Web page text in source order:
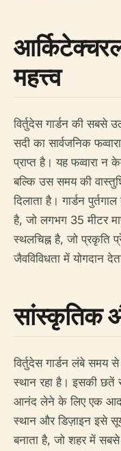
महत्त्व
विर्तुदेस गार्डन की सबसे
सदी का सार्वजनिक
प्राप्त है। यह फव्वारा न
बल्कि उस समय की
दिलाता है। गार्डन
है, जो लगभग 35 मीटर
स्थलचिह्न है, जो प्रकृति
जैवविविधता में योगदान
सांस्कृतिक
विर्तुदेस गार्डन लंबे समय
स्थान रहा है। इसकी छतें
आनंद लेने के लिए एक
स्थान और डिज़ाइन इसे
बनाता है, जो शहर में